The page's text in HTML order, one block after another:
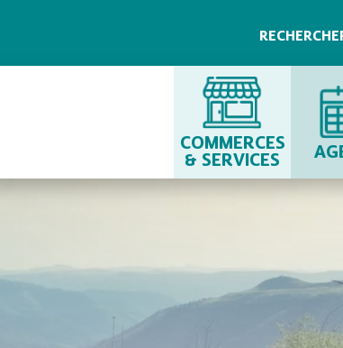
COMMERCES
& SERVICES